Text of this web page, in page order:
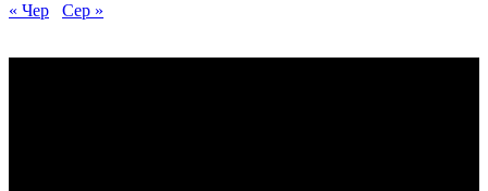
« Чер
Сер »